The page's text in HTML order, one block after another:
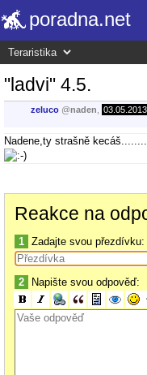
poradna.net
"ladvi" 4.5.
zeluco @naden 03.05.2013
Nadene,ty strašně
Reakce na
1 Zadajte svou přezdívku:
2 Napište svou odpověď: